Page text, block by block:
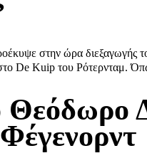
στην ώρα διεξαγωγής
De Kuip του Ρότερνταμ.
Θεόδωρο